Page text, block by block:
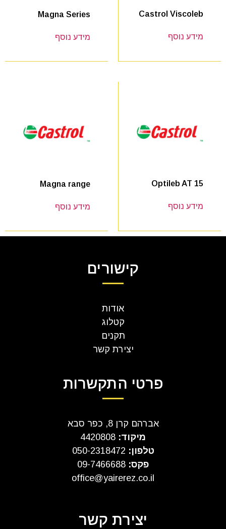
Castrol Viscoleb
מידע נוסף
Magna Series
מידע נוסף
Optileb AT 15
מידע נוסף
Magna range
מידע נוסף
קישורים
אודות
קטלוג
תקנים
יצירת קשר
פרטי התקשרות
אברהם קרן 8, כפר סבא
מיקוד:
טלפון:
פקס: 09-7466688
office@yairerez.co.il
יצירת קשר